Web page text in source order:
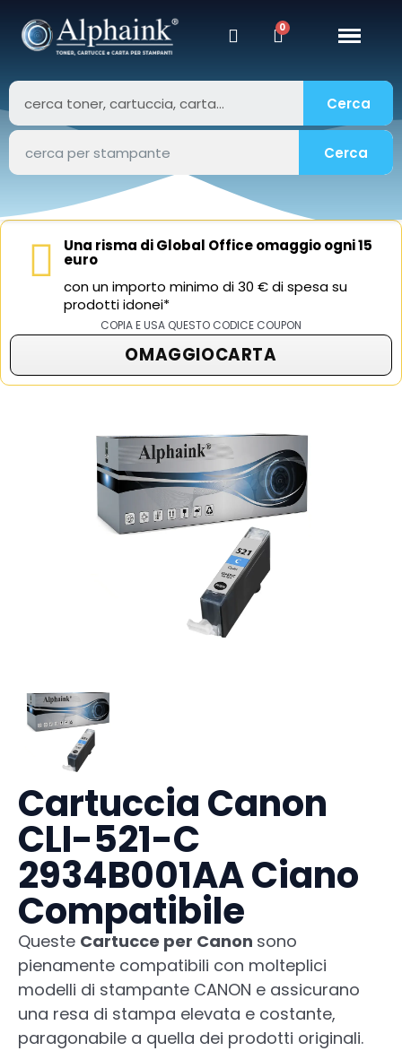
Cerca
Cerca
Una risma di Global Office omaggio ogni 15
euro
con un importo minimo di 30 € di spesa su
prodotti idonei*
COPIA E USA QUESTO CODICE COUPON
OMAGGIOCARTA
Cartuccia Canon
CLI-521-C
2934B001AA Ciano
Compatibile
Queste Cartucce per Canon sono
pienamente compatibili con molteplici
modelli di stampante CANON e assicurano
una resa di stampa elevata e costante,
paragonabile a quella dei prodotti originali.